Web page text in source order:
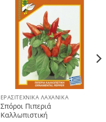
ΕΡΑΣΙΤΕΧΝΙΚΆ ΛΑΧΑΝΙΚΆ
Σπόροι Πιπεριά
Καλλωπιστική